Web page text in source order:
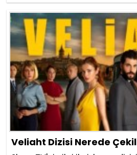
Veliaht Dizisi Nerede